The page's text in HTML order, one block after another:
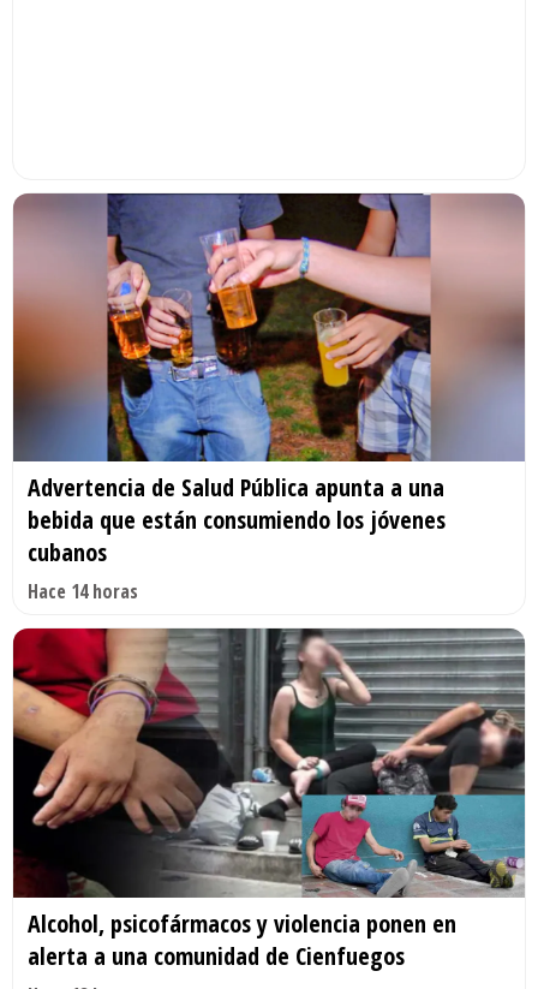
Advertencia de Salud Pública apunta a una
bebida que están consumiendo los jóvenes
cubanos
Hace 14 horas
Alcohol, psicofármacos y violencia ponen en
alerta a una comunidad de Cienfuegos